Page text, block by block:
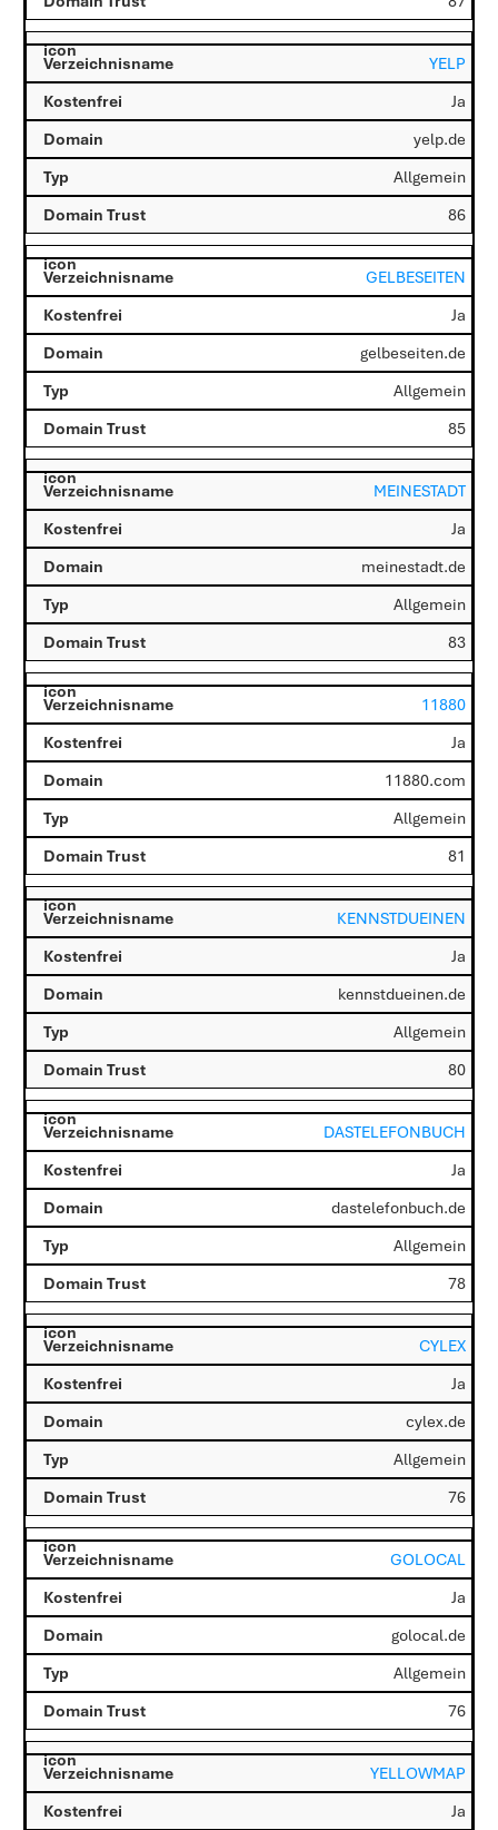
YELP
Ja
yelp.de
Allgemein
86
GELBESEITEN
Ja
gelbeseiten.de
Allgemein
85
MEINESTADT
Ja
meinestadt.de
Allgemein
83
11880
Ja
11880.com
Allgemein
81
KENNSTDUEINEN
Ja
kennstdueinen.de
Allgemein
80
DASTELEFONBUCH
Ja
dastelefonbuch.de
Allgemein
78
CYLEX
Ja
cylex.de
Allgemein
76
GOLOCAL
Ja
golocal.de
Allgemein
76
YELLOWMAP
Ja